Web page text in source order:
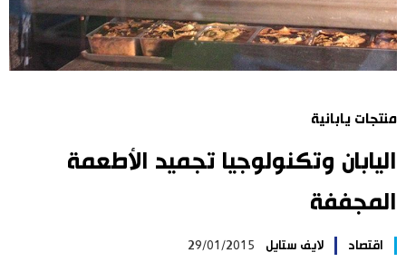
繁體字
Français
Русский
في العمق
اليابان في فيديو
منتجات يابانية
اليابان وتكنولوجيا تجميد الأطعمة
المجففة
اقتصاد لايف ستايل 29/01/2015